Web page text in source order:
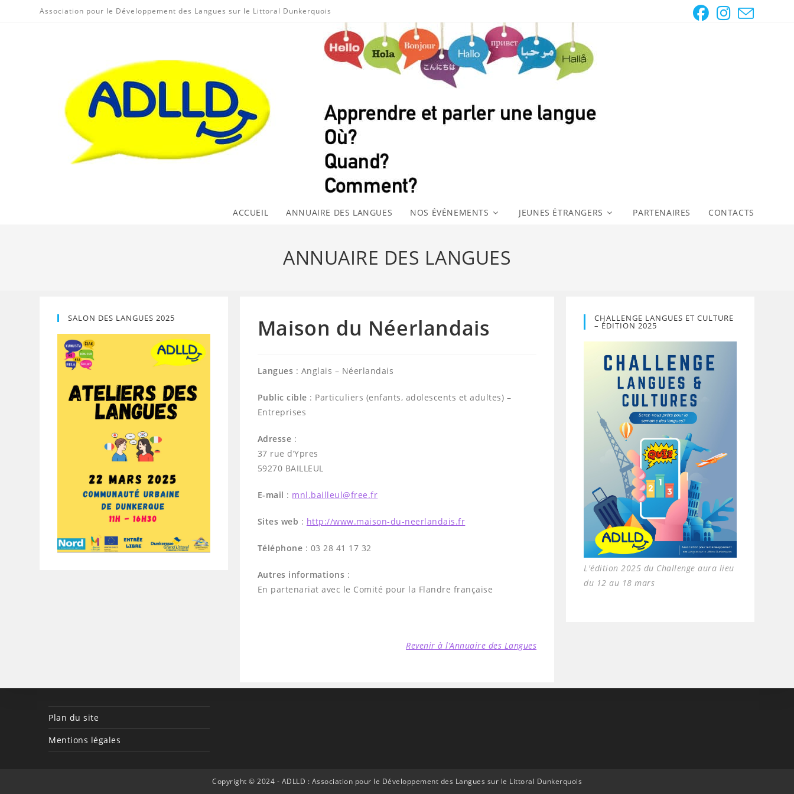
Association pour le Développement des Langues sur le Littoral Dunkerquois
ACCUEIL ANNUAIRE DES LANGUES NOS ÉVÉNEMENTS JEUNES ÉTRANGERS PARTENAIRES CONTACTS
ANNUAIRE DES LANGUES
Maison du Néerlandais
Langues : Anglais – Néerlandais
Public cible : Particuliers (enfants, adolescents et adultes) –
Entreprises
Adresse :
37 rue d’Ypres
59270 BAILLEUL
E-mail : mnl.bailleul@free.fr
Sites web : http://www.maison-du-neerlandais.fr
Téléphone : 03 28 41 17 32
Autres informations :
En partenariat avec le Comité pour la Flandre française
Revenir à l’Annuaire des Langues
SALON DES LANGUES 2025 CHALLENGE LANGUES ET CULTURE
– ÉDITION 2025
L'édition 2025 du Challenge aura lieu
du 12 au 18 mars
Plan du site
Mentions légales
Copyright © 2024 - ADLLD : Association pour le Développement des Langues sur le Littoral Dunkerquois